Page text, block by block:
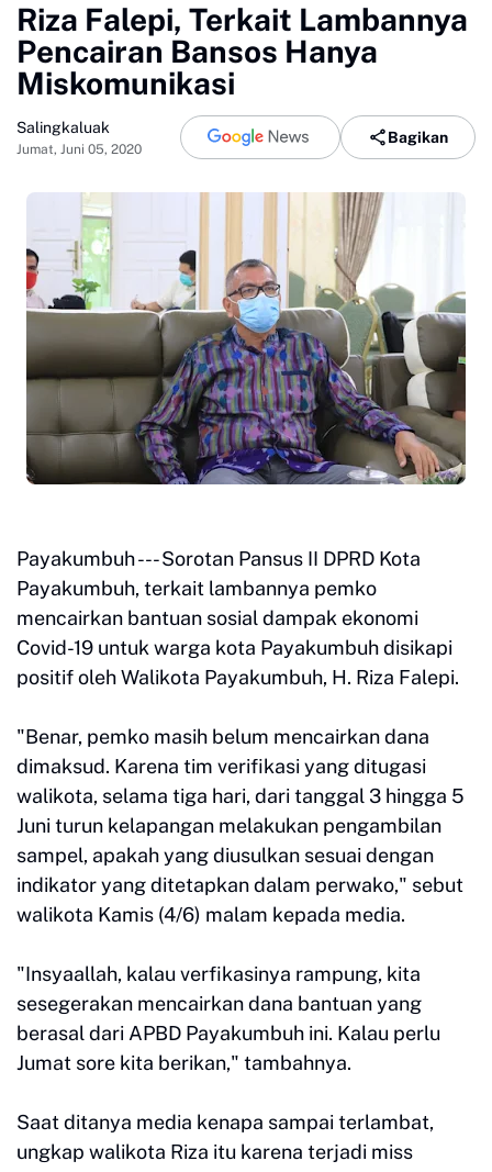
Riza Falepi, Terkait Lambannya
Pencairan Bansos Hanya
Miskomunikasi
Salingkaluak
Jumat, Juni 05, 2020
Bagikan
Payakumbuh --- Sorotan Pansus II DPRD Kota
Payakumbuh, terkait lambannya pemko
mencairkan bantuan sosial dampak ekonomi
Covid-19 untuk warga kota Payakumbuh disikapi
positif oleh Walikota Payakumbuh, H. Riza Falepi.
"Benar, pemko masih belum mencairkan dana
dimaksud. Karena tim verifikasi yang ditugasi
walikota, selama tiga hari, dari tanggal 3 hingga 5
Juni turun kelapangan melakukan pengambilan
sampel, apakah yang diusulkan sesuai dengan
indikator yang ditetapkan dalam perwako," sebut
walikota Kamis (4/6) malam kepada media.
"Insyaallah, kalau verfikasinya rampung, kita
sesegerakan mencairkan dana bantuan yang
berasal dari APBD Payakumbuh ini. Kalau perlu
Jumat sore kita berikan," tambahnya.
Saat ditanya media kenapa sampai terlambat,
ungkap walikota Riza itu karena terjadi miss